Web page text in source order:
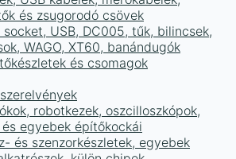
és zsugorodó csövek
USB, DC005, tűk, bilincsek,
WAGO, XT60, banándugók
és csomagok
robotkezek, oszcilloszkópok,
egyebek építőkockái
és szenzorkészletek, egyebek